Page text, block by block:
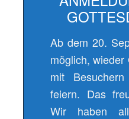
Ab dem 20.
möglich, wieder
mit
feiern. Das
Wir haben